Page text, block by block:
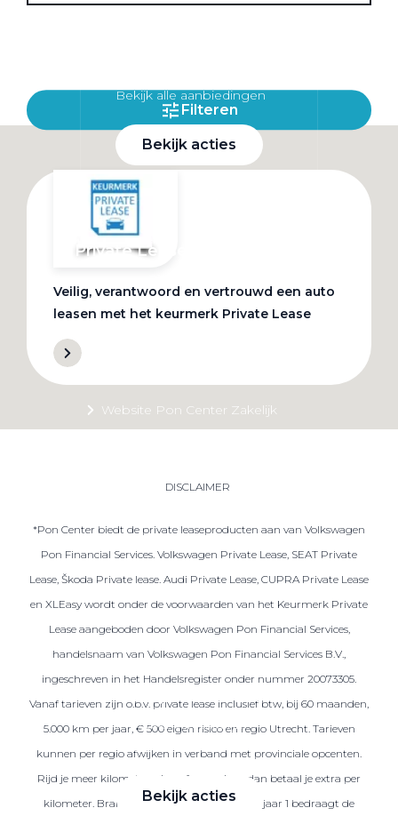
Bekijk alle aanbiedingen
Bekijk acties
Private Lease
Website Pon Center Zakelijk
Berijdersinfo
Zakelijke Lease acties
Profiteer van zakelijk
voordeel
Bekijk acties
Filteren
Veilig, verantwoord en vertrouwd een auto
leasen met het keurmerk Private Lease
DISCLAIMER
*Pon Center biedt de private leaseproducten aan van Volkswagen
Pon Financial Services. Volkswagen Private Lease, SEAT Private
Lease, Škoda Private lease. Audi Private Lease, CUPRA Private Lease
en XLEasy wordt onder de voorwaarden van het Keurmerk Private
Lease aangeboden door Volkswagen Pon Financial Services,
handelsnaam van Volkswagen Pon Financial Services B.V.,
ingeschreven in het Handelsregister onder nummer 20073305.
Vanaf tarieven zijn o.b.v. private lease inclusief btw, bij 60 maanden,
5.000 km per jaar, € 500 eigen risico en regio Utrecht. Tarieven
kunnen per regio afwijken in verband met provinciale opcenten.
Rijd je meer kilometers dan afgesproken, dan betaal je extra per
kilometer. Brandstof is niet inbegrepen. Na jaar 1 bedraagt de